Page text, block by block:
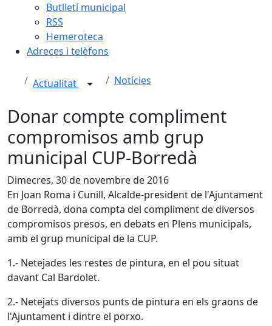
Butlletí municipal
RSS
Hemeroteca
Adreces i telèfons
Actualitat Notícies
Donar compte compliment
compromisos amb grup
municipal CUP-Borredà
Dimecres, 30 de novembre de 2016
En Joan Roma i Cunill, Alcalde-president de l'Ajuntament
de Borredà, dona compta del compliment de diversos
compromisos presos, en debats en Plens municipals,
amb el grup municipal de la CUP.
1.- Netejades les restes de pintura, en el pou situat
davant Cal Bardolet.
2.- Netejats diversos punts de pintura en els graons de
l'Ajuntament i dintre el porxo.